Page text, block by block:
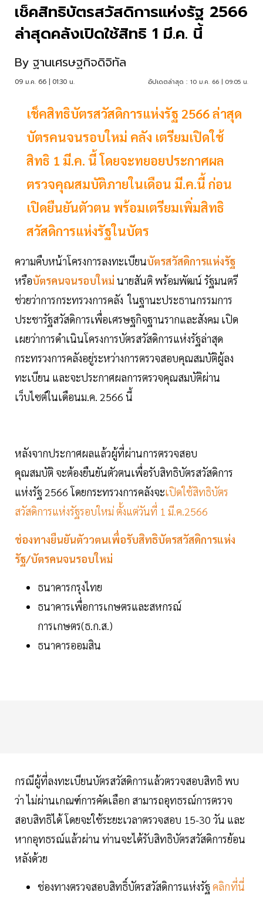
เช็คสิทธิบัตรสวัสดิการแห่งรัฐ 2566
ล่าสุดคลังเปิดใช้สิทธิ 1 มี.ค. นี้
By ฐานเศรษฐกิจดิจิทัล
09 ม.ค. 66 | 01:30 น. อัปเดตล่าสุด : 10 ม.ค. 66 | 09:05 น.
เช็คสิทธิบัตรสวัสดิการแห่งรัฐ 2566 ล่าสุด
บัตรคนจนรอบใหม่ คลัง เตรียมเปิดใช้
สิทธิ 1 มี.ค. นี้ โดยจะทยอยประกาศผล
ตรวจคุณสมบัติภายในเดือน มี.ค.นี้ ก่อน
เปิดยืนยันตัวตน พร้อมเตรียมเพิ่มสิทธิ
สวัสดิการแห่งรัฐในบัตร
ความคืบหน้าโครงการลงทะเบียนบัตรสวัสดิการแห่งรัฐ
หรือบัตรคนจนรอบใหม่ นายสันติ พร้อมพัฒน์ รัฐมนตรี
ช่วยว่าการกระทรวงการคลัง ในฐานะประธานกรรมการ
ประชารัฐสวัสดิการเพื่อเศรษฐกิจฐานรากและสังคม เปิด
เผยว่าการดำเนินโครงการบัตรสวัสดิการแห่งรัฐล่าสุด
กระทรวงการคลังอยู่ระหว่างการตรวจสอบคุณสมบัติผู้ลง
ทะเบียน และจะประกาศผลการตรวจคุณสมบัติผ่าน
เว็บไซต์ในเดือนม.ค. 2566 นี้
หลังจากประกาศผลแล้วผู้ที่ผ่านการตรวจสอบ
คุณสมบัติ จะต้องยืนยันตัวตนเพื่อรับสิทธิบัตรสวัสดิการ
แห่งรัฐ 2566 โดยกระทรวงการคลังจะเปิดใช้สิทธิบัตร
สวัสดิการแห่งรัฐรอบใหม่ ตั้งแต่วันที่ 1 มี.ค.2566
ช่องทางยืนยันตัววตนเพื่อรับสิทธิบัตรสวัสดิการแห่ง
รัฐ/บัตรคนจนรอบใหม่
ธนาคารกรุงไทย
ธนาคารเพื่อการเกษตรและสหกรณ์
การเกษตร(ธ.ก.ส.)
ธนาคารออมสิน
กรณีผู้ที่ลงทะเบียนบัตรสวัสดิการแล้วตรวจสอบสิทธิ พบ
ว่า ไม่ผ่านเกณฑ์การคัดเลือก สามารถอุทธรณ์การตรวจ
สอบสิทธิได้ โดยจะใช้ระยะเวลาตรวจสอบ 15-30 วัน และ
หากอุทธรณ์แล้วผ่าน ท่านจะได้รับสิทธิบัตรสวัสดิการย้อน
หลังด้วย
ช่องทางตรวจสอบสิทธิ์บัตรสวัสดิการแห่งรัฐคลิกที่นี่